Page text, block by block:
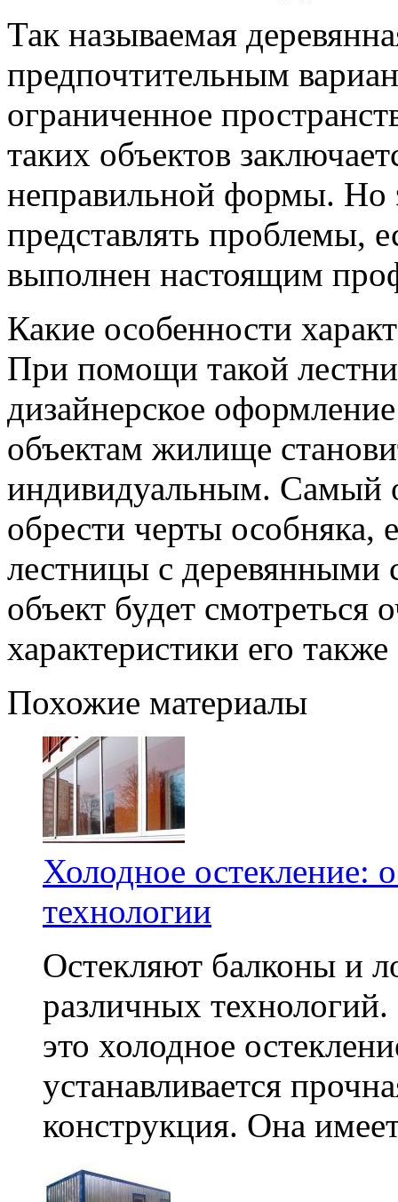
Так называемая
предпочтительным
ограниченное
таких объектов
неправильной формы. Но
представлять проблемы,
выполнен настоящим
Какие особенности
При помощи такой
дизайнерское
объектам жилище
индивидуальным. Самый
обрести черты особняка,
лестницы с деревянными
объект будет смотреться
характеристики его
Похожие материалы
Холодное остекление:
технологии
Остекляют балконы и
различных
это холодное
устанавливается
конструкция. Она